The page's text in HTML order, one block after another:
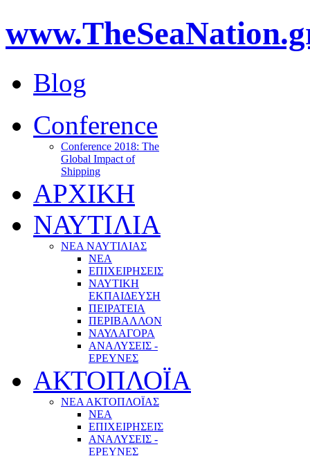
Blog
Conference
Conference 2018: The
Global Impact of
Shipping
ΑΡΧΙΚΗ
ΝΑΥΤΙΛΙΑ
ΝΕΑ ΝΑΥΤΙΛΙΑΣ
ΝΕΑ
ΕΠΙΧΕΙΡΗΣΕΙΣ
ΝΑΥΤΙΚΗ
ΕΚΠΑΙΔΕΥΣΗ
ΠΕΙΡΑΤΕΙΑ
ΠΕΡΙΒΑΛΛΟΝ
ΝΑΥΛΑΓΟΡΑ
ΑΝΑΛΥΣΕΙΣ -
ΕΡΕΥΝΕΣ
ΑΚΤΟΠΛΟΪΑ
ΝΕΑ ΑΚΤΟΠΛΟΪΑΣ
ΝΕΑ
ΕΠΙΧΕΙΡΗΣΕΙΣ
ΑΝΑΛΥΣΕΙΣ -
ΕΡΕΥΝΕΣ